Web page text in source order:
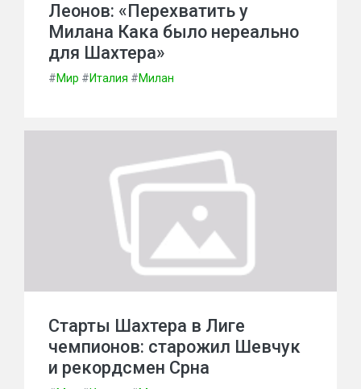
Леонов: «Перехватить у
Милана Кака было нереально
для Шахтера»
#Мир #Италия #Милан
Старты Шахтера в Лиге
чемпионов: старожил Шевчук
и рекордсмен Срна